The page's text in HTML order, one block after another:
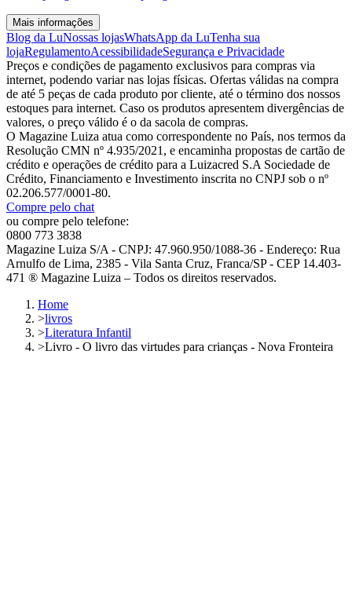
Mais informações
Blog da LuNossas lojasWhatsApp da LuTenha sua
lojaRegulamentoAcessibilidadeSegurança e Privacidade
Preços e condições de pagamento exclusivos para compras via
internet, podendo variar nas lojas físicas. Ofertas válidas na compra
de até 5 peças de cada produto por cliente, até o término dos nossos
estoques para internet. Caso os produtos apresentem divergências de
valores, o preço válido é o da sacola de compras.
O Magazine Luiza atua como correspondente no País, nos termos da
Resolução CMN nº 4.935/2021, e encaminha propostas de cartão de
crédito e operações de crédito para a Luizacred S.A Sociedade de
Crédito, Financiamento e Investimento inscrita no CNPJ sob o nº
02.206.577/0001-80.
Compre pelo chat
ou compre pelo telefone:
0800 773 3838
Magazine Luiza S/A - CNPJ: 47.960.950/1088-36 - Endereço: Rua
Arnulfo de Lima, 2385 - Vila Santa Cruz, Franca/SP - CEP 14.403-
471 ® Magazine Luiza – Todos os direitos reservados.
Home
>livros
>Literatura Infantil
>Livro - O livro das virtudes para crianças - Nova Fronteira